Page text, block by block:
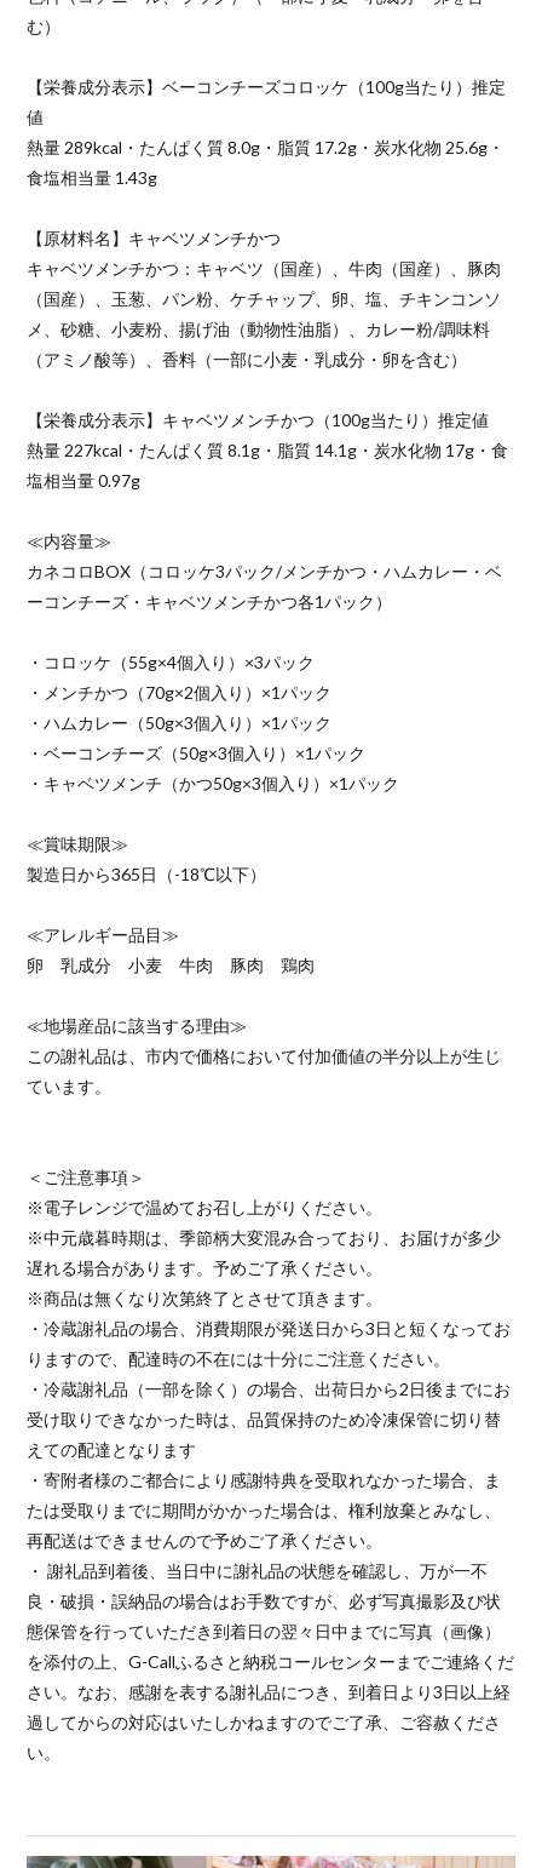
む）
【栄養成分表示】ベーコンチーズコロッケ（100g当たり）推定
値
熱量 289kcal・たんぱく質 8.0g・脂質 17.2g・炭水化物 25.6g・
食塩相当量 1.43g
【原材料名】キャベツメンチかつ
キャベツメンチかつ：キャベツ（国産）、牛肉（国産）、豚肉
（国産）、玉葱、パン粉、ケチャップ、卵、塩、チキンコンソ
メ、砂糖、小麦粉、揚げ油（動物性油脂）、カレー粉/調味料
（アミノ酸等）、香料（一部に小麦・乳成分・卵を含む）
【栄養成分表示】キャベツメンチかつ（100g当たり）推定値
熱量 227kcal・たんぱく質 8.1g・脂質 14.1g・炭水化物 17g・食
塩相当量 0.97g
≪内容量≫
カネコロBOX（コロッケ3パック/メンチかつ・ハムカレー・ベ
ーコンチーズ・キャベツメンチかつ各1パック）
・コロッケ（55g×4個入り）×3パック
・メンチかつ（70g×2個入り）×1パック
・ハムカレー（50g×3個入り）×1パック
・ベーコンチーズ（50g×3個入り）×1パック
・キャベツメンチ（かつ50g×3個入り）×1パック
≪賞味期限≫
製造日から365日（-18℃以下）
≪アレルギー品目≫
卵 乳成分 小麦 牛肉 豚肉 鶏肉
≪地場産品に該当する理由≫
この謝礼品は、市内で価格において付加価値の半分以上が生じ
ています。
＜ご注意事項＞
※電子レンジで温めてお召し上がりください。
※中元歳暮時期は、季節柄大変混み合っており、お届けが多少
遅れる場合があります。予めご了承ください。
※商品は無くなり次第終了とさせて頂きます。
・冷蔵謝礼品の場合、消費期限が発送日から3日と短くなってお
りますので、配達時の不在には十分にご注意ください。
・冷蔵謝礼品（一部を除く）の場合、出荷日から2日後までにお
受け取りできなかった時は、品質保持のため冷凍保管に切り替
えての配達となります
・寄附者様のご都合により感謝特典を受取れなかった場合、ま
たは受取りまでに期間がかかった場合は、権利放棄とみなし、
再配送はできませんので予めご了承ください。
・ 謝礼品到着後、当日中に謝礼品の状態を確認し、万が一不
良・破損・誤納品の場合はお手数ですが、必ず写真撮影及び状
態保管を行っていただき到着日の翌々日中までに写真（画像）
を添付の上、G-Callふるさと納税コールセンターまでご連絡くだ
さい。なお、感謝を表する謝礼品につき、到着日より3日以上経
過してからの対応はいたしかねますのでご了承、ご容赦くださ
い。